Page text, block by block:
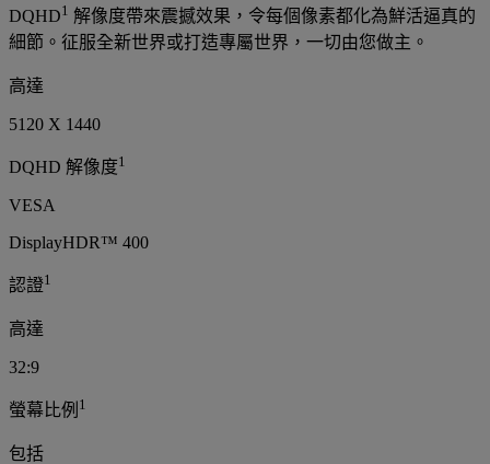
DQHD1 解像度帶來震撼效果，令每個像素都化為鮮活逼真的
細節。征服全新世界或打造專屬世界，一切由您做主。
高達
5120 X 1440
DQHD 解像度1
VESA
DisplayHDR™ 400
認證1
高達
32:9
螢幕比例 1
包括